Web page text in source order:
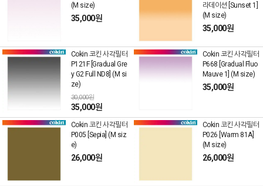
(M size)
35,000원
라데이션 [Sunset 1]
(M size)
35,000원
Cokin 코킨 사각필터
P121F [Gradual Gre
y G2 Full ND8] (M si
ze)
30,000원
35,000원
Cokin 코킨 사각필터
P668 [Gradual Fluo
Mauve 1] (M size)
35,000원
Cokin 코킨 사각필터
P005 [Sepia] (M siz
e)
26,000원
Cokin 코킨 사각필터
P026 [Warm 81A]
(M size)
26,000원